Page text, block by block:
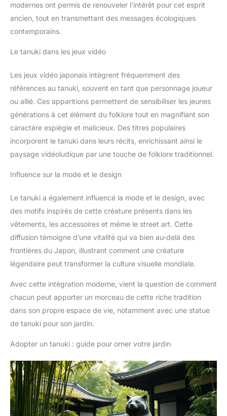
modernes ont permis de renouveler l’intérêt pour cet esprit
ancien, tout en transmettant des messages écologiques
contemporains.
Le tanuki dans les jeux vidéo
Les jeux vidéo japonais intègrent fréquemment des
références au tanuki, souvent en tant que personnage joueur
ou allié. Ces apparitions permettent de sensibiliser les jeunes
générations à cet élément du folklore tout en magnifiant son
caractère espiègle et malicieux. Des titres populaires
incorporent le tanuki dans leurs récits, enrichissant ainsi le
paysage vidéoludique par une touche de folklore traditionnel.
Influence sur la mode et le design
Le tanuki a également influencé la mode et le design, avec
des motifs inspirés de cette créature présents dans les
vêtements, les accessoires et même le street art. Cette
diffusion témoigne d’une vitalité qui va bien au-delà des
frontières du Japon, illustrant comment une créature
légendaire peut transformer la culture visuelle mondiale.
Avec cette intégration moderne, vient la question de comment
chacun peut apporter un morceau de cette riche tradition
dans son propre espace de vie, notamment avec une statue
de tanuki pour son jardin.
Adopter un tanuki : guide pour orner votre jardin